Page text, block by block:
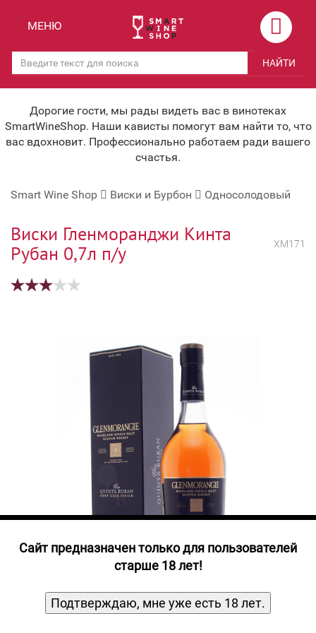
Скидки
Мероприятия
Корпоративным клиентам
Под заказ
Бонусная система
Наша команда
关于我们
Вино крепленое
Вино игристое и Шампанское
Вино безалкогольное
Бренди, Коньяк, Арманьяк
Виски и Бурбон
Пиво и слабоалк. напитки
Ликер
Продукты, Посуда, Аксессуары
МЕНЮ
НАЙТИ
Дорогие гости, мы рады видеть вас в винотеках
SmartWineShop. Наши кависты помогут вам найти то, что
вас вдохновит. Профессионально работаем ради вашего
счастья.
Smart Wine Shop Виски и Бурбон Односолодовый
Виски Гленморанджи Кинта
Рубан 0,7л п/у
ХМ171
Cайт предназначен только для пользователей
старше 18 лет!
Подтверждаю, мне уже есть 18 лет.